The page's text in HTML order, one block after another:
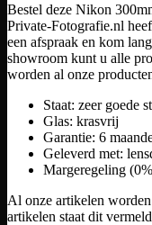
Bestel deze Nikon
Private-Fotografie.nl
een afspraak en kom
showroom kunt u alle
worden al onze
Staat: zeer goede
Glas: krasvrij
Garantie: 6
Geleverd met:
Margeregeling
Al onze artikelen
artikelen staat dit